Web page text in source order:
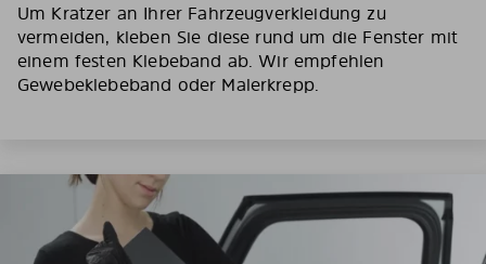
Um Kratzer an Ihrer Fahrzeugverkleidung zu
vermeiden, kleben Sie diese rund um die Fenster mit
einem festen Klebeband ab. Wir empfehlen
Gewebeklebeband oder Malerkrepp.